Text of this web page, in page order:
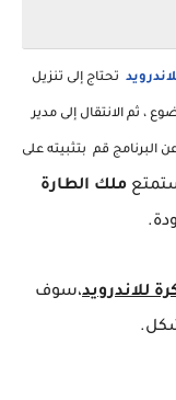
تحتاج إلى تنزيل
، ثم الانتقال إلى مدير
البرنامج قم بتثبيته على
ملك الطارة
،سوف